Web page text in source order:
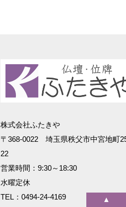
株式会社ふたきや
〒368-0022 埼玉県秩父市中宮地町
22
営業時間：9:30～18:30
水曜定休
TEL：0494-24-4169
▲